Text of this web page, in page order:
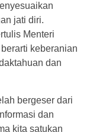
jati diri.
Menteri
keberanian
dan
bergeser dari
dan
kita satukan